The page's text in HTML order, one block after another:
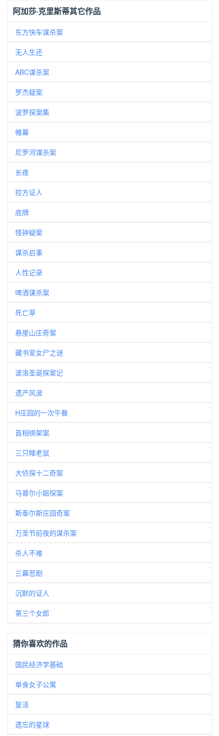
阿加莎·克里斯蒂其它作品
东方快车谋杀案
无人生还
ABC谋杀案
罗杰疑案
波罗探案集
帷幕
尼罗河谋杀案
长夜
控方证人
底牌
怪钟疑案
谋杀启事
人性记录
啤酒谋杀案
死亡草
悬崖山庄奇案
藏书室女尸之谜
波洛圣诞探案记
遗产风波
H庄园的一次午餐
首相绑架案
三只瞎老鼠
大侦探十二奇案
马普尔小姐探案
斯泰尔斯庄园奇案
万圣节前夜的谋杀案
杀人不难
三幕悲剧
沉默的证人
第三个女郎
猜你喜欢的作品
国民经济学基础
单身女子公寓
复活
遗忘的星球